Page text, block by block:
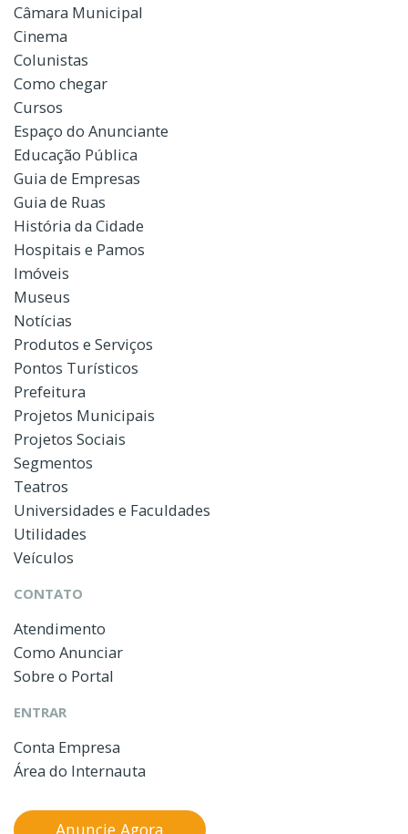
Câmara Municipal
Cinema
Colunistas
Como chegar
Cursos
Espaço do Anunciante
Educação Pública
Guia de Empresas
Guia de Ruas
História da Cidade
Hospitais e Pamos
Imóveis
Museus
Notícias
Produtos e Serviços
Pontos Turísticos
Prefeitura
Projetos Municipais
Projetos Sociais
Segmentos
Teatros
Universidades e Faculdades
Utilidades
Veículos
CONTATO
Atendimento
Como Anunciar
Sobre o Portal
ENTRAR
Conta Empresa
Área do Internauta